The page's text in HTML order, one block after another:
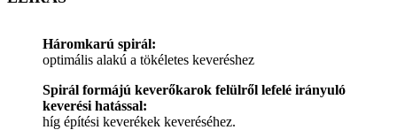
Háromkarú spirál:
optimális alakú a tökéletes keveréshez
Spirál formájú keverőkarok felülről lefelé irányuló
keverési hatással:
híg építési keverékek keveréséhez.